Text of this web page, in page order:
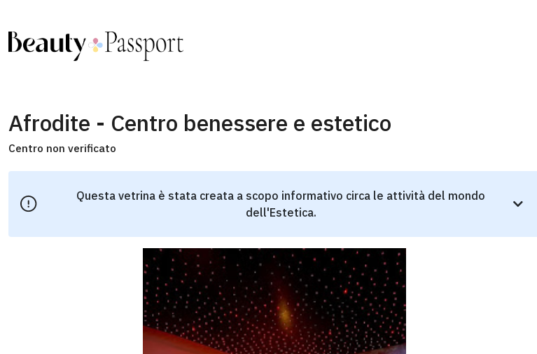
Afrodite - Centro benessere e estetico
Centro non verificato
Questa vetrina è stata creata a scopo informativo circa le attività del mondo
dell'Estetica.